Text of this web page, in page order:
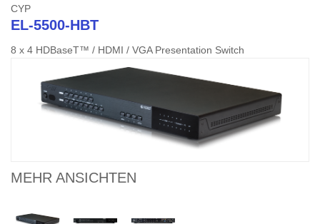
CYP
EL-5500-HBT
8 x 4 HDBaseT™ / HDMI / VGA Presentation Switch
MEHR ANSICHTEN